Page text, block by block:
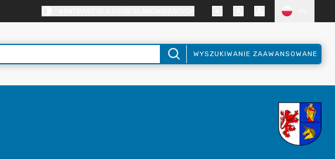
WYSZUKIWANIE ZAAWANSOWANE